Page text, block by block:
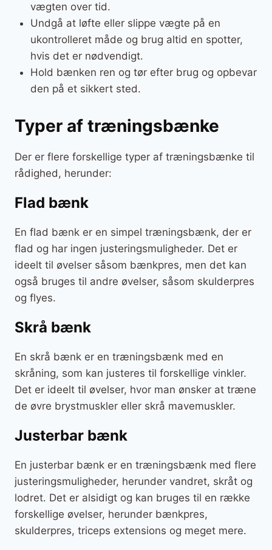
vægten over tid.
Undgå at løfte eller slippe vægte på en
ukontrolleret måde og brug altid en spotter,
hvis det er nødvendigt.
Hold bænken ren og tør efter brug og opbevar
den på et sikkert sted.
Typer af træningsbænke
Der er flere forskellige typer af træningsbænke til
rådighed, herunder:
Flad bænk
En flad bænk er en simpel træningsbænk, der er
flad og har ingen justeringsmuligheder. Det er
ideelt til øvelser såsom bænkpres, men det kan
også bruges til andre øvelser, såsom skulderpres
og flyes.
Skrå bænk
En skrå bænk er en træningsbænk med en
skråning, som kan justeres til forskellige vinkler.
Det er ideelt til øvelser, hvor man ønsker at træne
de øvre brystmuskler eller skrå mavemuskler.
Justerbar bænk
En justerbar bænk er en træningsbænk med flere
justeringsmuligheder, herunder vandret, skråt og
lodret. Det er alsidigt og kan bruges til en række
forskellige øvelser, herunder bænkpres,
skulderpres, triceps extensions og meget mere.